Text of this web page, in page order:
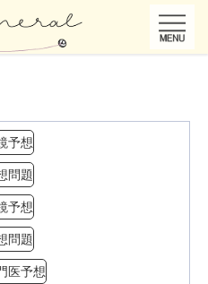
予想
問題
予想
問題
医予想